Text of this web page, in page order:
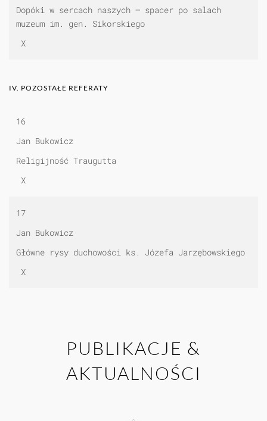
Dopóki w sercach naszych — spacer po salach
muzeum im. gen. Sikorskiego
X
IV. POZOSTAŁE REFERATY
16
Jan Bukowicz
Religijność Traugutta
X
17
Jan Bukowicz
Główne rysy duchowości ks. Józefa Jarzębowskiego
X
PUBLIKACJE &
AKTUALNOŚCI